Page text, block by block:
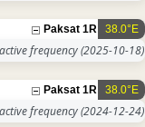
38.0°E
Paksat 1R
frequency(2025-10-18)
38.0°E
Paksat 1R
frequency(2024-12-24)